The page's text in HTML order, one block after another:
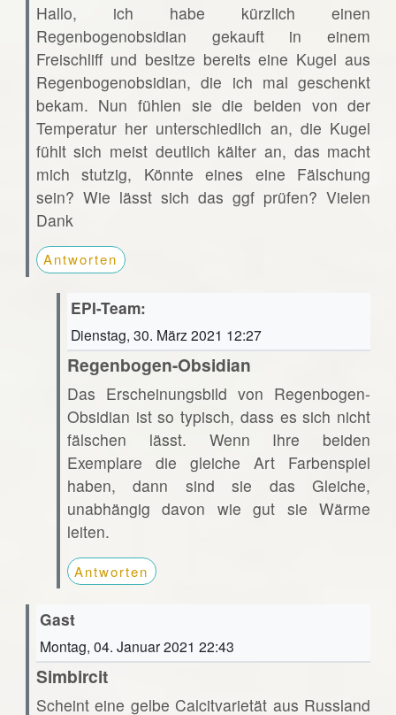
Hallo, ich habe kürzlich einen
Regenbogenobsidian gekauft in einem
Freischliff und besitze bereits eine Kugel aus
Regenbogenobsidian, die ich mal geschenkt
bekam. Nun fühlen sie die beiden von der
Temperatur her unterschiedlich an, die Kugel
fühlt sich meist deutlich kälter an, das macht
mich stutzig, Könnte eines eine Fälschung
sein? Wie lässt sich das ggf prüfen? Vielen
Dank
Antworten
EPI-Team:
Dienstag, 30. März 2021 12:27
Regenbogen-Obsidian
Das Erscheinungsbild von Regenbogen-
Obsidian ist so typisch, dass es sich nicht
fälschen lässt. Wenn Ihre beiden
Exemplare die gleiche Art Farbenspiel
haben, dann sind sie das Gleiche,
unabhängig davon wie gut sie Wärme
leiten.
Antworten
Gast
Montag, 04. Januar 2021 22:43
Simbircit
Scheint eine gelbe Calcitvarietät aus Russland